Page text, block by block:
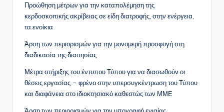
Προώθηση μέτρων για την καταπολέμηση της
κερδοσκοπικής ακρίβειας σε είδη διατροφής, στην ενέργεια,
τα ενοίκια
Άρση των περιορισμών για την μονομερή προσφυγή στη
διαδικασία της διαιτησίας
Μέτρα στήριξης του έντυπου Τύπου για να διασωθούν οι
θέσεις εργασίας – φρένο στην υπερσυγκέντρωση του Τύπου
και διαφάνεια στο ιδιοκτησιακό καθεστώς των ΜΜΕ
Άρση των περιορισμών για την υπογραφή ενιαίας